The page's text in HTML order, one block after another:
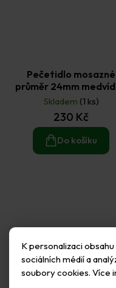
K personalizaci
sociálních médií a
soubory cookies. Více
Pečetidlo mosazné
průměr 24mm
Skladem (1 ks)
230 Kč
Do košíku